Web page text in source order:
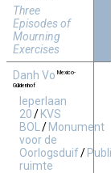
Three
Episodes of
Mourning
Exercises
Danh Vo Mexico-
Güldenhof
Ieperlaan
20/ KVS
BOL
/ Monument
voor de
Oorlogsduif/
ruimte